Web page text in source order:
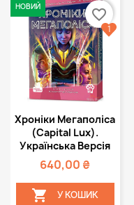
Швидкий
перегляд
Хроніки Мегаполіса
(Capital Lux).
Українська Версія
640,00 ₴
НОВИЙ
 У КОШИК
favorite_border
1